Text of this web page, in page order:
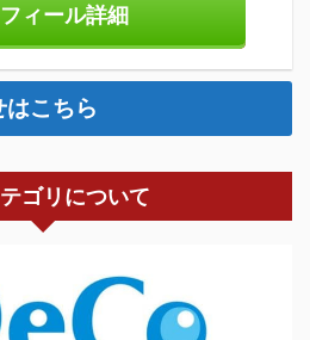
ィール詳細
こちら
ゴリについて